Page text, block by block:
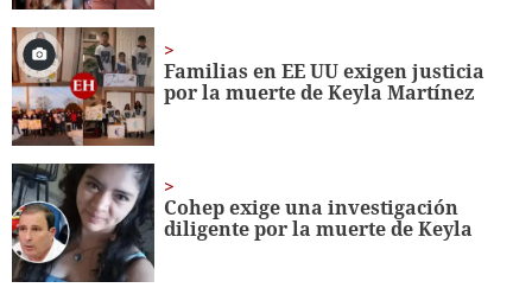
Familias en EE UU exigen justicia
por la muerte de Keyla Martínez
Cohep exige una investigación
diligente por la muerte de Keyla